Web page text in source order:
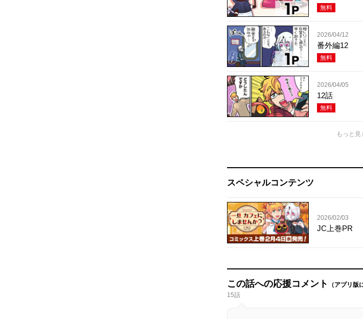
無料
2026/04/12
番外編12
無料
2026/04/05
12話
無料
もっと見
スペシャルコンテンツ
2026/02/03
JC上巻PR
この話への応援コメント
（アプリ版
15話